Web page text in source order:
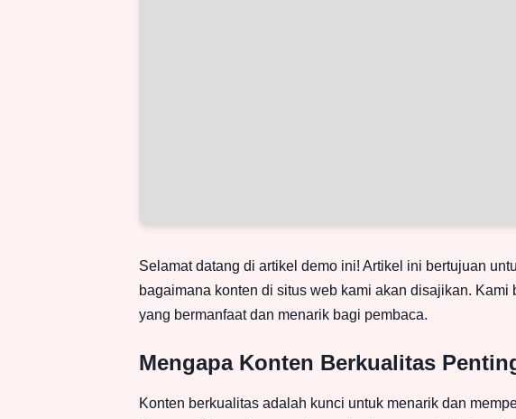
Selamat datang di artikel demo ini! Artikel ini bertujuan
bagaimana konten di situs web kami akan disajikan.
yang bermanfaat dan menarik bagi pembaca.
Mengapa Konten Berkualitas
Konten berkualitas adalah kunci untuk menarik dan